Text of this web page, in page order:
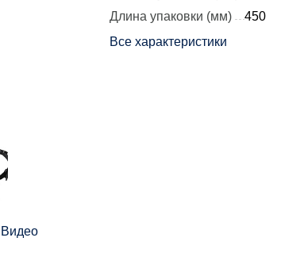
Длина упаковки (мм)
450
Все характеристики
Видео